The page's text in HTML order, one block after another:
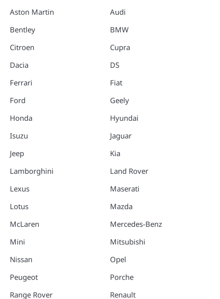
Aston Martin
Bentley
Citroen
Dacia
Ferrari
Ford
Honda
Isuzu
Jeep
Lamborghini
Lexus
Lotus
McLaren
Mini
Nissan
Peugeot
Range Rover
Audi
BMW
Cupra
DS
Fiat
Geely
Hyundai
Jaguar
Kia
Land Rover
Maserati
Mazda
Mercedes-Benz
Mitsubishi
Opel
Porche
Renault